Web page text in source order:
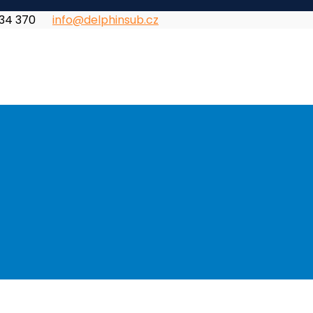
370 info@delphinsub.cz